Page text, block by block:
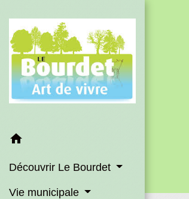
home
Découvrir Le Bourdet
Vie municipale